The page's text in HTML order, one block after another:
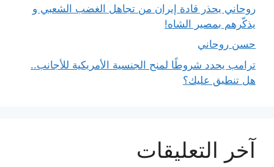
روحاني يحذر قادة إيران من تجاهل الغضب الشعبي و
يذكّرهم بمصير الشاه!
حسن روحاني
ترامب يحدد شروطًا لمنح الجنسية الأمريكية للأجانب..
هل تنطبق عليك؟
آخر التعليقات